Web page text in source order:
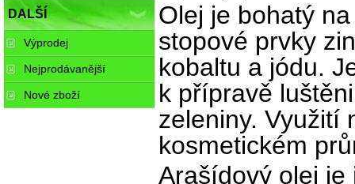
Olej je bohatý
stopové prvky
kobaltu a jódu.
k přípravě
zeleniny. Využití
kosmetickém
Arašídový olej je
DALŠÍ
Výprodej
Nejprodávanější
Nové zboží